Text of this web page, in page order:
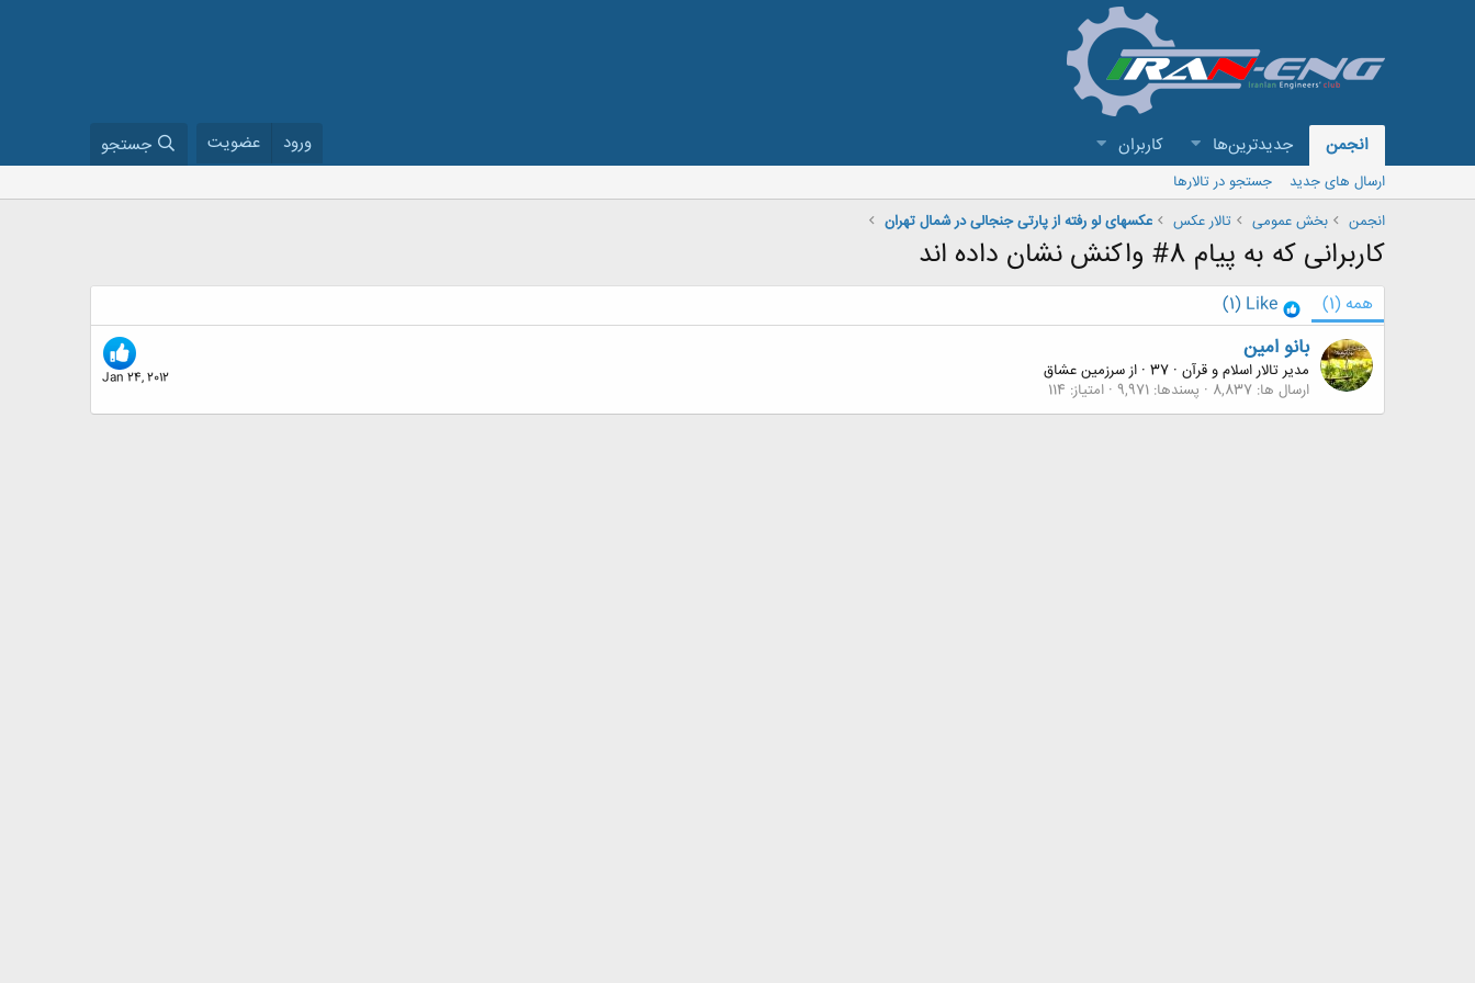
انجمن جدیدترین‌ها کاربران ورود عضویت جستجو
ارسال های جدید
جستجو در تالارها
انجمن
بخش عمومی تالار عکس عکسهای لو رفته از پارتی جنجالی در شمال تهران
کاربرانی که به پیام 8# واکنش نشان داده اند
همه (1)
Like
(1)
Jan 24, 2012
بانو امین
مدیر تالار اسلام و قرآن ·
· ازسرزمین عشاق
ارسال ها 8,837 پسندها 9,971 امتیاز 114